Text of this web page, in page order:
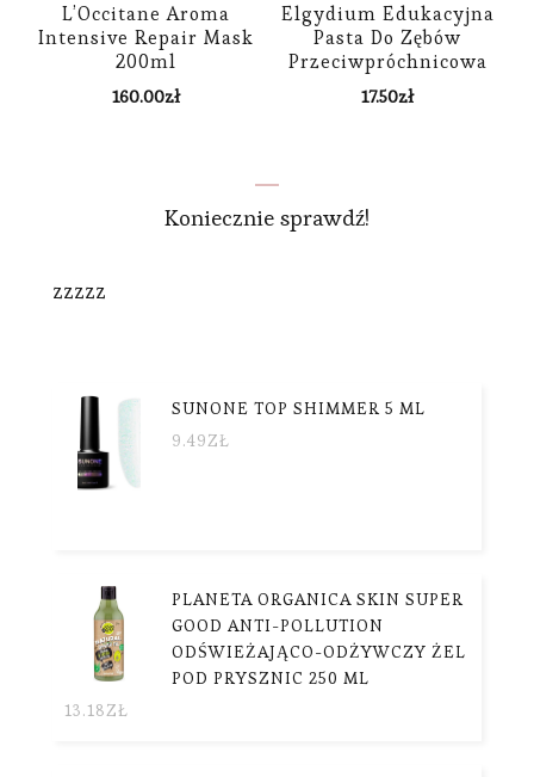
L’Occitane Aroma
Intensive Repair Mask
200ml
160.00zł
Elgydium Edukacyjna
Pasta Do Zębów
Przeciwpróchnicowa
50Ml
17.50zł
Koniecznie sprawdź!
zzzzz
SUNONE TOP SHIMMER 5 ML
9.49ZŁ
PLANETA ORGANICA SKIN SUPER
GOOD ANTI-POLLUTION
ODŚWIEŻAJĄCO-ODŻYWCZY ŻEL
POD PRYSZNIC 250 ML
13.18ZŁ